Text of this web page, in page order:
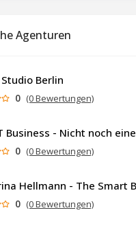
Agenturen
Studio Berlin
0 (0 Bewertungen)
0 (0 Bewertungen)
0 (0 Bewertungen)